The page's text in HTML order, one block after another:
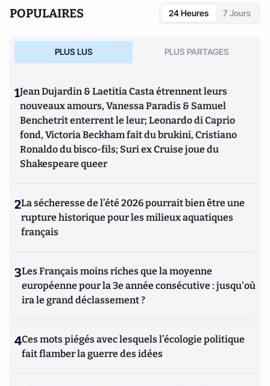
POPULAIRES 24 Heures 7 Jours
PLUS LUS PLUS PARTAGES
1Jean Dujardin & Laetitia Casta étrennent leurs
nouveaux amours, Vanessa Paradis & Samuel
Benchetrit enterrent le leur; Leonardo di Caprio
fond, Victoria Beckham fait du brukini, Cristiano
Ronaldo du bisco-fils; Suri ex Cruise joue du
Shakespeare queer
2La sécheresse de l’été 2026 pourrait bien être une
rupture historique pour les milieux aquatiques
français
3Les Français moins riches que la moyenne
européenne pour la 3e année consécutive : jusqu'où
ira le grand déclassement ?
4Ces mots piégés avec lesquels l’écologie politique
fait flamber la guerre des idées